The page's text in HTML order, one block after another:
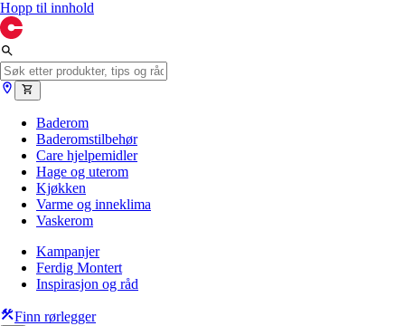
Hopp til innhold
Baderom
Baderomstilbehør
Care hjelpemidler
Hage og uterom
Kjøkken
Varme og inneklima
Vaskerom
Kampanjer
Ferdig Montert
Inspirasjon og råd
Finn rørlegger